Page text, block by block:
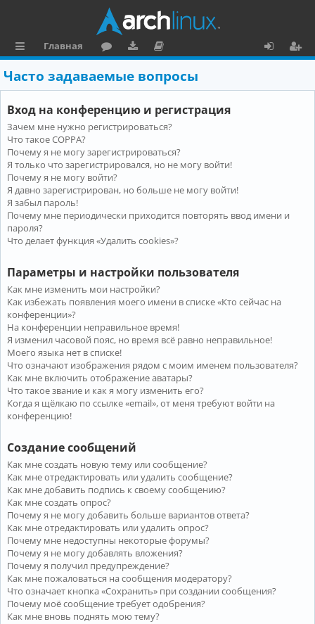
ы
л
к
и
Главная
ру
м
ру
зк
и
ку
м
е
н
та
ц
и
я
о
и
Часто задаваемые вопросы
Вход на конференцию и регистрация
Зачем мне нужно регистрироваться?
Что такое COPPA?
Почему я не могу зарегистрироваться?
Я только что зарегистрировался, но не могу войти!
Почему я не могу войти?
Я давно зарегистрирован, но больше не могу войти!
Я забыл пароль!
Почему мне периодически приходится повторять ввод имени и
пароля?
Что делает функция «Удалить cookies»?
Параметры и настройки пользователя
Как мне изменить мои настройки?
Как избежать появления моего имени в списке «Кто сейчас на
конференции»?
На конференции неправильное время!
Я изменил часовой пояс, но время всё равно неправильное!
Моего языка нет в списке!
Что означают изображения рядом с моим именем пользователя?
Как мне включить отображение аватары?
Что такое звание и как я могу изменить его?
Когда я щёлкаю по ссылке «email», от меня требуют войти на
конференцию!
Создание сообщений
Как мне создать новую тему или сообщение?
Как мне отредактировать или удалить сообщение?
Как мне добавить подпись к своему сообщению?
Как мне создать опрос?
Почему я не могу добавить больше вариантов ответа?
Как мне отредактировать или удалить опрос?
Почему мне недоступны некоторые форумы?
Почему я не могу добавлять вложения?
Почему я получил предупреждение?
Как мне пожаловаться на сообщения модератору?
Что означает кнопка «Сохранить» при создании сообщения?
Почему моё сообщение требует одобрения?
Как мне вновь поднять мою тему?